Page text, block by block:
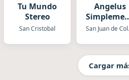
Tu Mundo
Stereo
San Cristobal
Angelus
Autentica
Cargar